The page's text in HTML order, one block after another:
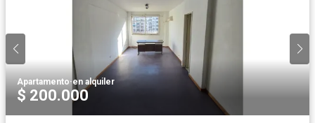
Apartamento·en alquiler
$ 200.000